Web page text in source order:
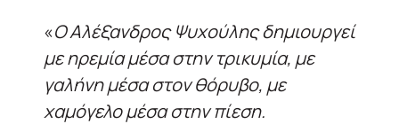
«Ο Αλέξανδρος Ψυχούλης δημιουργεί
με ηρεμία μέσα στην τρικυμία, με
γαλήνη μέσα στον θόρυβο, με
χαμόγελο μέσα στην πίεση.